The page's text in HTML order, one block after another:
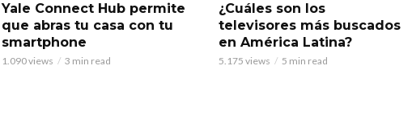
Yale Connect Hub permite
que abras tu casa con tu
smartphone
1.090 views 3 min read
¿Cuáles son los
televisores más buscados
en América Latina?
5.175 views 5 min read